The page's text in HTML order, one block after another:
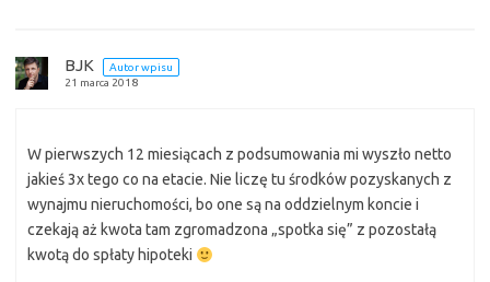
BJK
Autor wpisu
21 marca 2018
W pierwszych 12 miesiącach z podsumowania mi wyszło netto
jakieś 3x tego co na etacie. Nie liczę tu środków pozyskanych z
wynajmu nieruchomości, bo one są na oddzielnym koncie i
czekają aż kwota tam zgromadzona „spotka się” z pozostałą
kwotą do spłaty hipoteki